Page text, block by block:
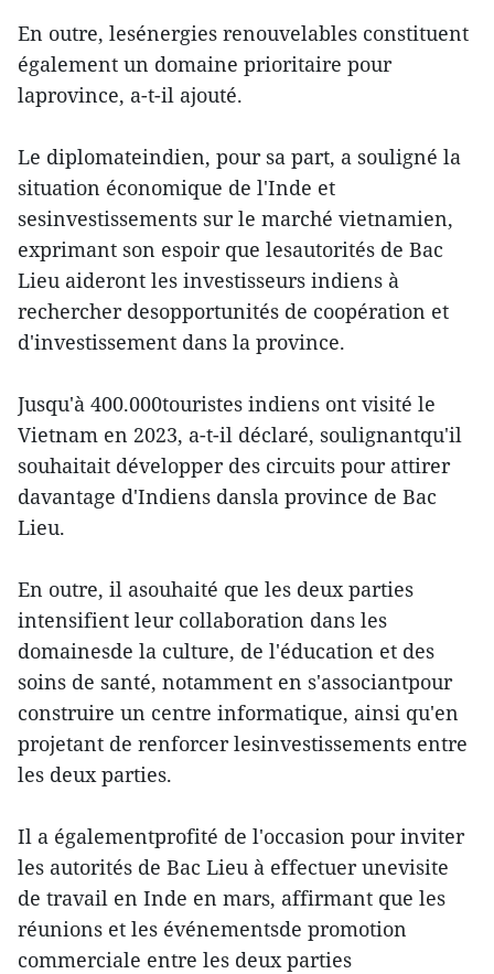
En outre, lesénergies renouvelables constituent
également un domaine prioritaire pour
laprovince, a-t-il ajouté.
Le diplomateindien, pour sa part, a souligné la
situation économique de l'Inde et
sesinvestissements sur le marché vietnamien,
exprimant son espoir que lesautorités de Bac
Lieu aideront les investisseurs indiens à
rechercher desopportunités de coopération et
d'investissement dans la province.
Jusqu'à 400.000touristes indiens ont visité le
Vietnam en 2023, a-t-il déclaré, soulignantqu'il
souhaitait développer des circuits pour attirer
davantage d'Indiens dansla province de Bac
Lieu.
En outre, il asouhaité que les deux parties
intensifient leur collaboration dans les
domainesde la culture, de l'éducation et des
soins de santé, notamment en s'associantpour
construire un centre informatique, ainsi qu'en
projetant de renforcer lesinvestissements entre
les deux parties.
Il a égalementprofité de l'occasion pour inviter
les autorités de Bac Lieu à effectuer unevisite
de travail en Inde en mars, affirmant que les
réunions et les événementsde promotion
commerciale entre les deux parties